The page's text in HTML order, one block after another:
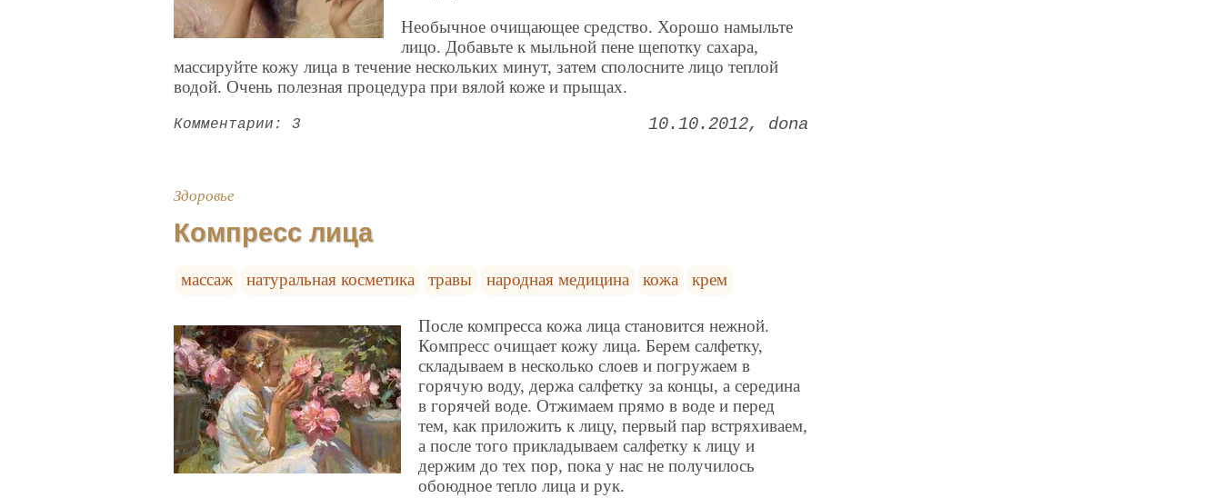
Необычное очищающее средство. Хорошо намыльте
лицо. Добавьте к мыльной пене щепотку сахара,
массируйте кожу лица в течение нескольких минут, затем сполосните лицо теплой
водой. Очень полезная процедура при вялой коже и прыщах.
Комментарии: 3 10.10.2012 dona
Здоровье
Компресс лица
массаж натуральная косметика травы народная медицина кожа крем
После компресса кожа лица становится нежной.
Компресс очищает кожу лица. Берем салфетку,
складываем в несколько слоев и погружаем в
горячую воду, держа салфетку за концы, а середина
в горячей воде. Отжимаем прямо в воде и перед
тем, как приложить к лицу, первый пар встряхиваем,
а после того прикладываем салфетку к лицу и
держим до тех пор, пока у нас не получилось
обоюдное тепло лица и рук.